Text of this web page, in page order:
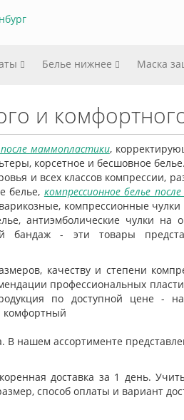
Белье нижнее Маска
и
маммопластики,
корсетное и бесшовное
и всех классов компрессии,
белье, компрессионное белье
компрессионные чулки
антиэмболические чулки
бандаж - эти товары
качеству и степени
профессиональных
по доступной цене -
комфортный
В нашем ассортименте
доставка за 1 день.
способ оплаты и вариант